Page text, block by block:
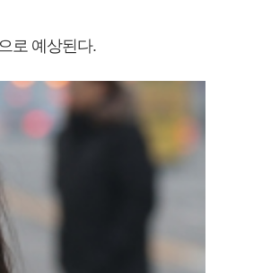
로 예상된다.